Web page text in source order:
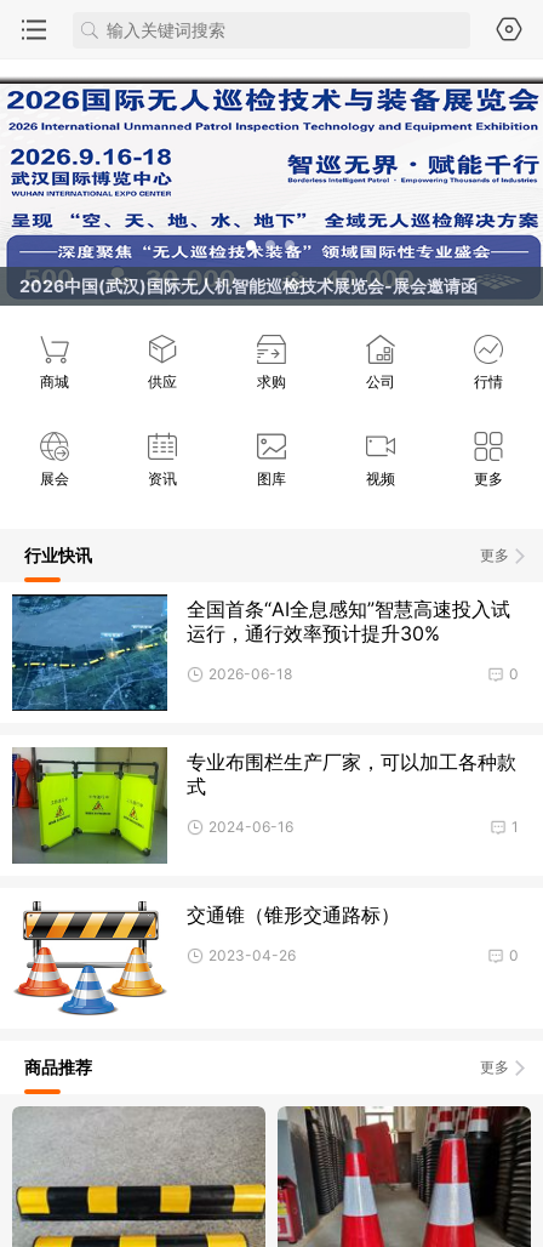
2026中国(武汉)国际无人机智能巡检技术展览会-展会邀请函
商城 供应 求购 公司 行情
展会 资讯 图库 视频 更多
更多
行业快讯
全国首条“AI全息感知”智慧高速投入试
运行，通行效率预计提升30%
0
2026-06-18
专业布围栏生产厂家，可以加工各种款
式
1
2024-06-16
交通锥（锥形交通路标）
0
2023-04-26
更多
商品推荐